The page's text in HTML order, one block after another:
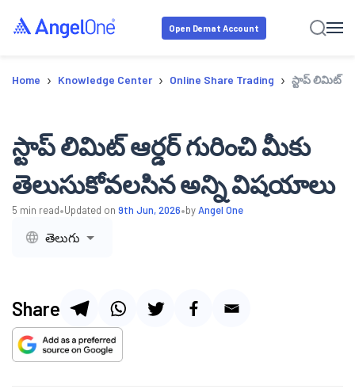
Open Demat Account
Home › Knowledge Center › Online Share Trading › స్టాప్ లిమిట్
స్టాప్ లిమిట్ ఆర్డర్ గురించి మీకు
తెలుసుకోవలసిన అన్ని విషయాలు
5 min read•Updated on 9th Jun, 2026•byAngel One
తెలుగు
Share